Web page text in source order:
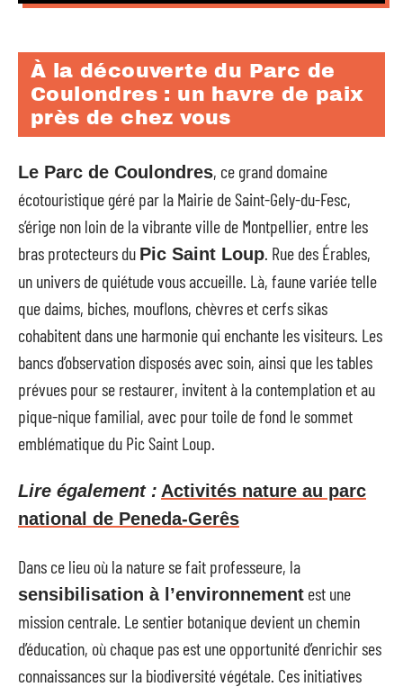
À la découverte du Parc de
Coulondres : un havre de paix
près de chez vous
Le Parc de Coulondres, ce grand domaine
écotouristique géré par la Mairie de Saint-Gely-du-Fesc,
s’érige non loin de la vibrante ville de Montpellier, entre les
bras protecteurs du Pic Saint Loup . Rue des Érables,
un univers de quiétude vous accueille. Là, faune variée telle
que daims, biches, mouflons, chèvres et cerfs sikas
cohabitent dans une harmonie qui enchante les visiteurs. Les
bancs d’observation disposés avec soin, ainsi que les tables
prévues pour se restaurer, invitent à la contemplation et au
pique-nique familial, avec pour toile de fond le sommet
emblématique du Pic Saint Loup.
Lire également : Activités nature au parc
national de Peneda-Gerês
Dans ce lieu où la nature se fait professeure, la
sensibilisation à l’environnement est une
mission centrale. Le sentier botanique devient un chemin
d’éducation, où chaque pas est une opportunité d’enrichir ses
connaissances sur la biodiversité végétale. Ces initiatives